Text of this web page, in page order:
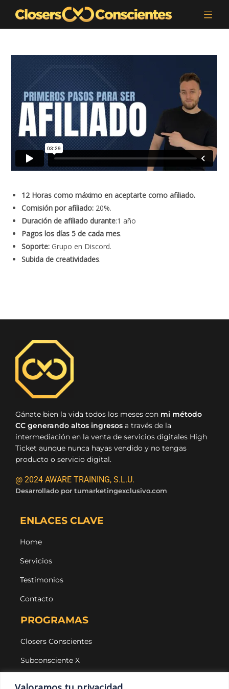
12 Horas como máximo en aceptarte como afiliado.
Comisión por afiliado: 20%.
Duración de afiliado durante:1 año
Pagos los días 5 de cada mes.
Soporte: Grupo en Discord.
Subida de creatividades.
Gánate bien la vida todos los meses con mi método
CC generando altos ingresos a través de la
intermediación en la venta de servicios digitales High
Ticket aunque nunca hayas vendido y no tengas
producto o servicio digital.
@ 2024 AWARE TRAINING, S.L.U.
Desarrollado por tumarketingexclusivo.com
ENLACES CLAVE
Home
Servicios
Testimonios
Contacto
PROGRAMAS
Closers Conscientes
Subconsciente X